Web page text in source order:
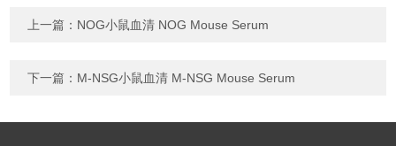
上一篇： NOG小鼠血清 NOG Mouse Serum
下一篇： M-NSG小鼠血清 M-NSG Mouse Serum